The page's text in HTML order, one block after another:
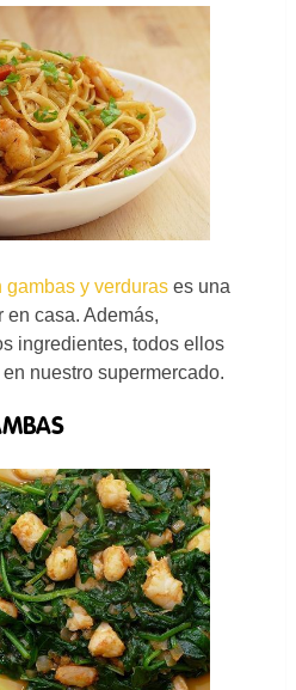
y verduras es una
en casa. Además,
ingredientes, todos ellos
nuestro supermercado.